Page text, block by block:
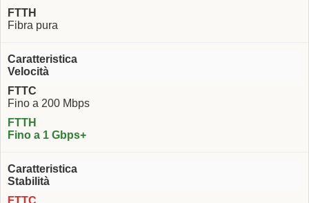
Fibra pura
Velocità
Fino a 200 Mbps
Fino a 1 Gbps+
Stabilità